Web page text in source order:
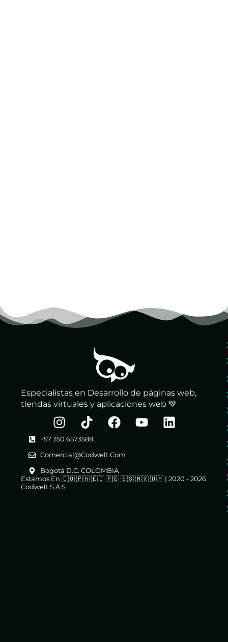
Especialistas en Desarrollo de páginas web,
tiendas virtuales y aplicaciones web 💚
+57 350 6573588
Comercial@codwelt.com
Bogotá D.C. COLOMBIA
Estamos En 🇨🇴 🇵🇦 🇪🇨 🇵🇪 🇪🇸 🇲🇽 🇺🇲 | 2020 - 2026
Codwelt S.A.S